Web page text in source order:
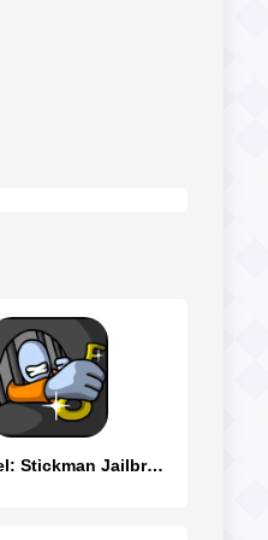
One Level: Stickman Jailbreak